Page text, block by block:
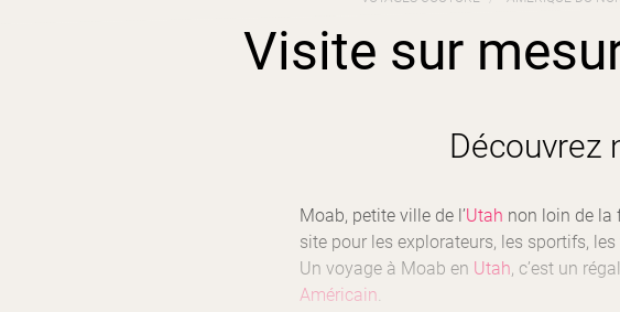
Visite sur
Découvrez
Moab, petite ville de l’Utah non loin de la
site pour les explorateurs, les sportifs,
Un voyage à Moab en Utah, c’est un
Américain.